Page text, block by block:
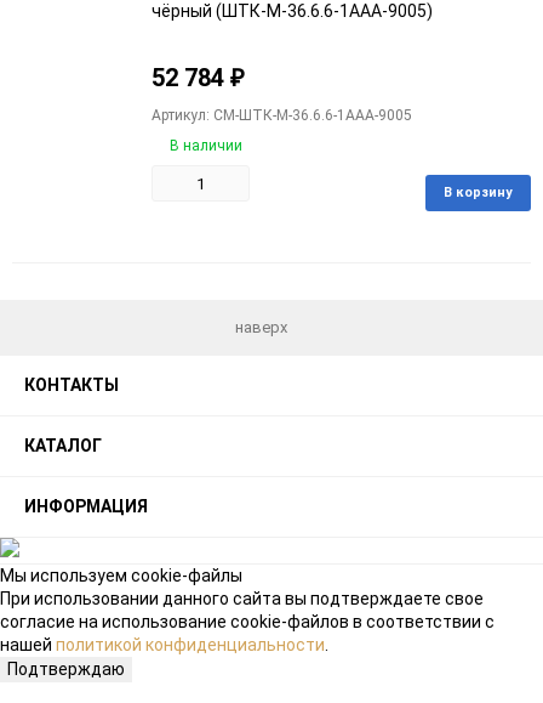
чёрный (ШТК-М-36.6.6-1ААА-9005)
52 784 ₽
Артикул: CM-ШТК-М-36.6.6-1ААА-9005
В наличии
В корзину
наверх
КОНТАКТЫ
КАТАЛОГ
ИНФОРМАЦИЯ
Мы используем cookie-файлы
При использовании данного сайта вы подтверждаете свое
согласие на использование cookie-файлов в соответствии с
нашей политикой конфиденциальности
Подтверждаю